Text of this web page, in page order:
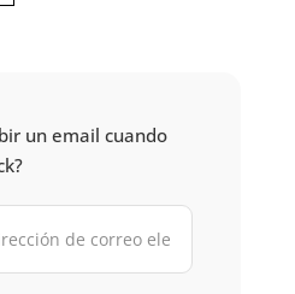
un email cuando